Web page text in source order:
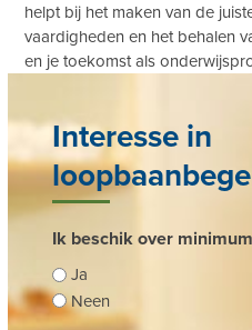
helpt bij het maken van de
vaardigheden en het behalen
en je toekomst als
Interesse in
Ik beschik over
Ja
Neen